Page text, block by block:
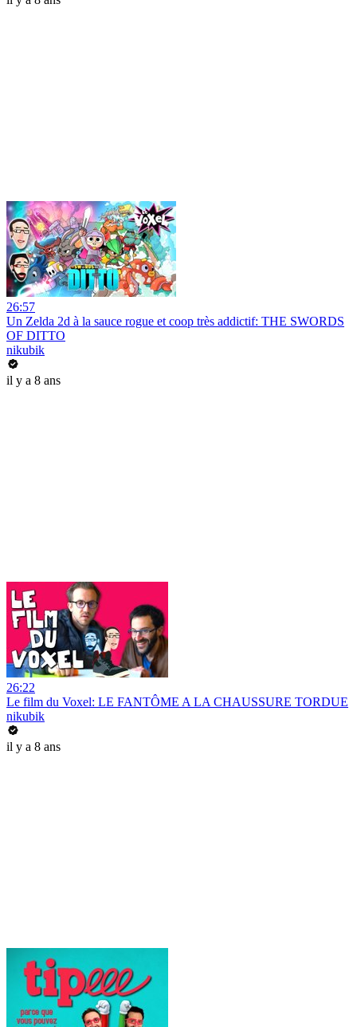
26:57
Un Zelda 2d à la sauce rogue et coop très addictif: THE SWORDS
OF DITTO
nikubik
il y a 8 ans
26:22
Le film du Voxel: LE FANTÔME A LA CHAUSSURE TORDUE
nikubik
il y a 8 ans